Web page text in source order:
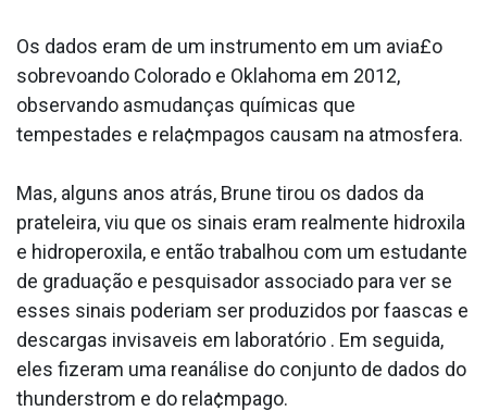
Os dados eram de um instrumento em um avia£o
sobrevoando Colorado e Oklahoma em 2012,
observando asmudanças químicas que
tempestades e rela¢mpagos causam na atmosfera.
Mas, alguns anos atrás, Brune tirou os dados da
prateleira, viu que os sinais eram realmente hidroxila
e hidroperoxila, e então trabalhou com um estudante
de graduação e pesquisador associado para ver se
esses sinais poderiam ser produzidos por faa­scas e
descargas invisa­veis em laboratório . Em seguida,
eles fizeram uma reanálise do conjunto de dados do
thunderstrom e do rela¢mpago.